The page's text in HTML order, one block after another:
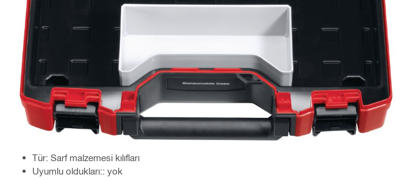
Tür: Sarf malzemesi kılıfları
Uyumlu oldukları:: yok